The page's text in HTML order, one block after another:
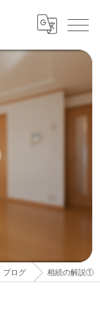
ブログ 相続の解説①